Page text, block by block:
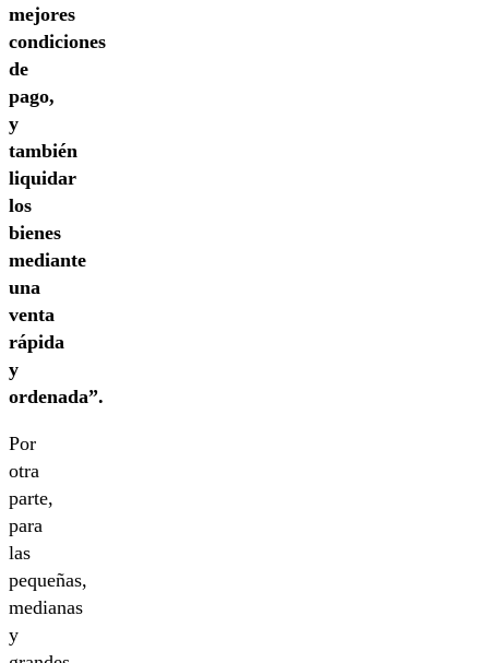
mejores
condiciones
de
pago,
y
también
liquidar
los
bienes
mediante
una
venta
rápida
y
ordenada”.
Por
otra
parte,
para
las
pequeñas,
medianas
y